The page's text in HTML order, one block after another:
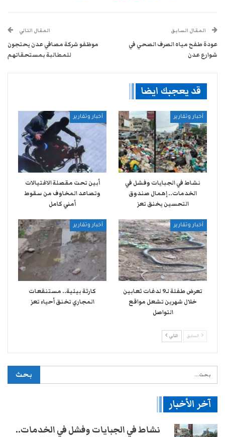
المقال السابق
عودة طفح مياه الصرف الصحي في
شوارع عدن
المقال التالي
موظفو شركة مصافي عدن يحتجون
للمطالبة بمستحقاتهم
قد يعجبك ايضا
أخبار وتقارير
نشاط في الجبايات وفشل في
الخدمات.. إهمال صندوق
التحسين يخنق تعز
أخبار وتقارير
أبين تحت مقصلة الاغتيالات
وتصاعد المخاوف من سقوط
أمني كامل
أخبار وتقارير
تعرض طفلة لـ9 لدغات ثعابين
خلال شهرين تشعل مواقع
التواصل
أخبار وتقارير
كارثة بيئية.. مستنقعات
المجاري تخنق أحياء تعز
السابق التالي
آخر الأخبار
نشاط في الجبايات وفشل في الخدمات..